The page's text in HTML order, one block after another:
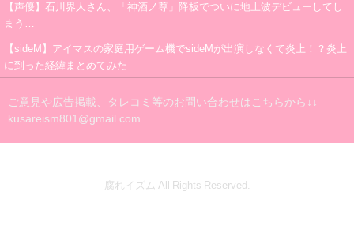
【声優】石川界人さん、「神酒ノ尊」降板でついに地上波デビューしてし
まう…
【sideM】アイマスの家庭用ゲーム機でsideMが出演しなくて炎上！？炎上
に到った経緯まとめてみた
ご意見や広告掲載、タレコミ等のお問い合わせはこちらから↓↓
kusareism801@gmail.com
腐れイズム All Rights Reserved.